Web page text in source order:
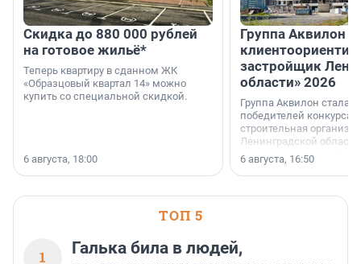
Скидка до 880 000 рублей
на готовое жильё*
Теперь квартиру в сданном ЖК
«Образцовый квартал 14» можно
купить со специальной скидкой.
6 августа, 18:00
Группа Аквилон
застройщик
области» 2026
Группа Аквилон стала
победителей конкурса
строительная
Ленинградской области
номинации «Самый
застройщик
области».
6 августа, 16:50
ТОП 5
1
Галька била в людей,